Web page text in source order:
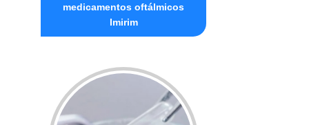
medicamentos oftálmicos
Imirim